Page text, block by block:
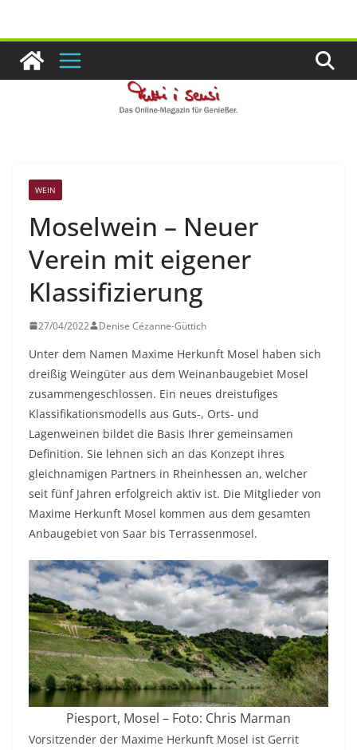
springen
WEIN
Moselwein – Neuer
Verein mit eigener
Klassifizierung
27/04/2022 Denise Cézanne-Güttich
Unter dem Namen Maxime Herkunft Mosel haben sich
dreißig Weingüter aus dem Weinanbaugebiet Mosel
zusammengeschlossen. Ein neues dreistufiges
Klassifikationsmodells aus Guts-, Orts- und
Lagenweinen bildet die Basis Ihrer gemeinsamen
Definition. Sie lehnen sich an das Konzept ihres
gleichnamigen Partners in Rheinhessen an, welcher
seit fünf Jahren erfolgreich aktiv ist. Die Mitglieder von
Maxime Herkunft Mosel kommen aus dem gesamten
Anbaugebiet von Saar bis Terrassenmosel.
Piesport, Mosel – Foto: Chris Marman
Vorsitzender der Maxime Herkunft Mosel ist Gerrit